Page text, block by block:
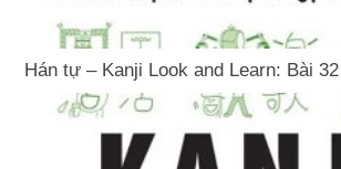
Hán tự – Kanji Look and Learn: Bài 32